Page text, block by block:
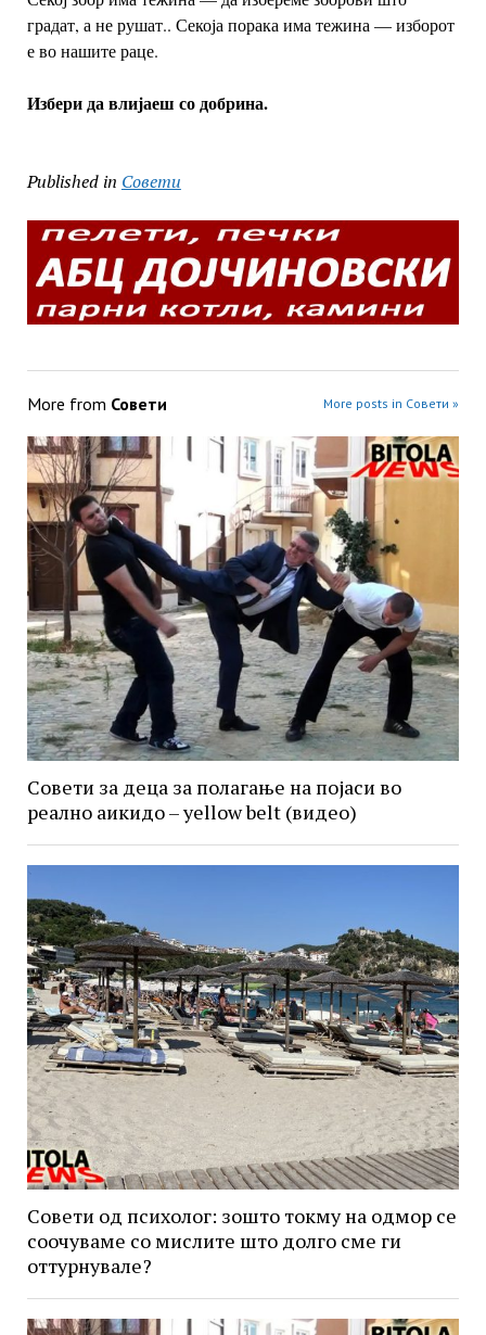
градат, а не рушат.. Секоја порака има тежина — изборот
е во нашите раце.
Избери да влијаеш со добрина.
Published in Совети
More from Совети More posts in Совети »
Совети за деца за полагање на појаси во
реално аикидо – yellow belt (видео)
Совети од психолог: зошто токму на одмор се
соочуваме со мислите што долго сме ги
оттурнувале?